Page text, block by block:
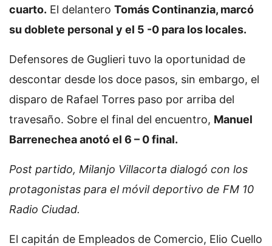
cuarto. El delantero Tomás Continanzia, marcó
su doblete personal y el 5 -0 para los locales.
Defensores de Guglieri tuvo la oportunidad de
descontar desde los doce pasos, sin embargo, el
disparo de Rafael Torres paso por arriba del
travesaño. Sobre el final del encuentro, Manuel
Barrenechea anotó el 6 – 0 final.
Post partido, Milanjo Villacorta dialogó con los
protagonistas para el móvil deportivo de FM 10
Radio Ciudad.
El capitán de Empleados de Comercio, Elio Cuello